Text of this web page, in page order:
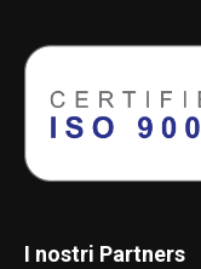
I nostri Partners